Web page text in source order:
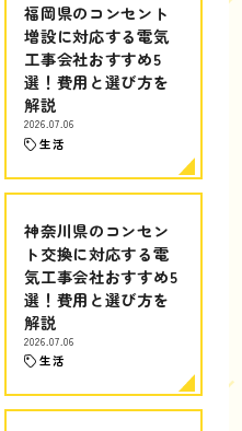
福岡県のコンセント
増設に対応する電気
工事会社おすすめ5
選！費用と選び方を
解説
2026.07.06
生活
神奈川県のコンセン
ト交換に対応する電
気工事会社おすすめ5
選！費用と選び方を
解説
2026.07.06
生活